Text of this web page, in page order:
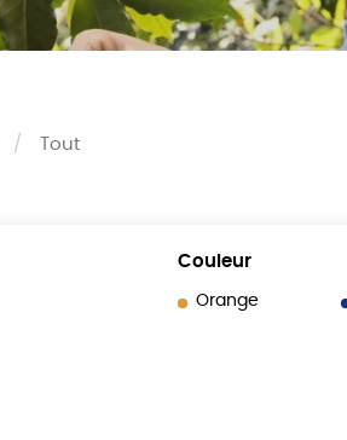
Tout
Couleur
Orange